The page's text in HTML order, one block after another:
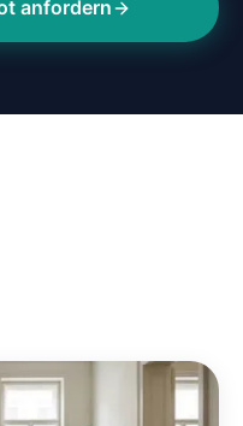
anfordern